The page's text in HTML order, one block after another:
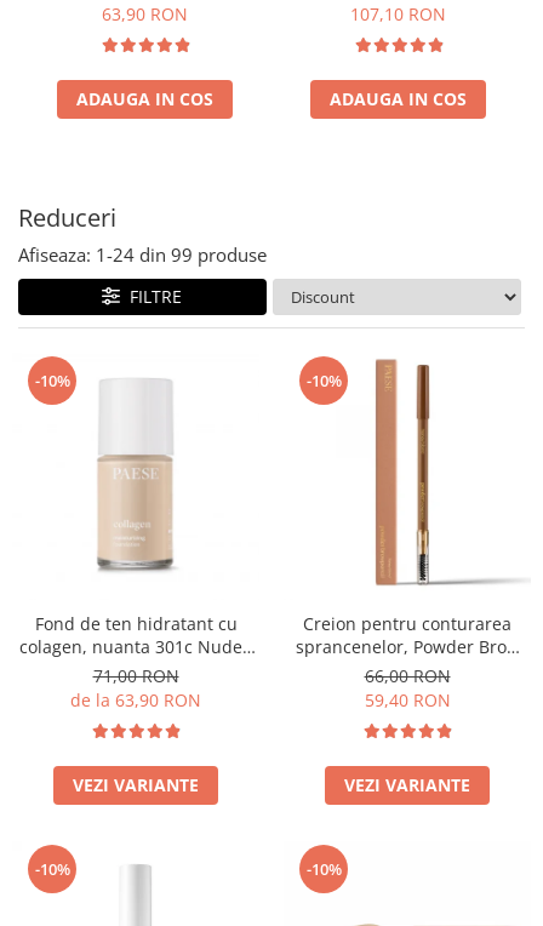
63,90 RON
ADAUGA IN COS
107,10 RON
ADAUGA IN COS
Reduceri
Afiseaza: 1-24 din 99 produse
FILTRE
-10%
Fond de ten hidratant cu
colagen, nuanta 301c Nude -
30ml
71,00 RON
de la 63,90 RON
VEZI VARIANTE
-10%
Creion pentru conturarea
sprancenelor, Powder Brow
Pencil, nuanta Honey Blond -
1.19g
66,00 RON
59,40 RON
VEZI VARIANTE
-10% -10%